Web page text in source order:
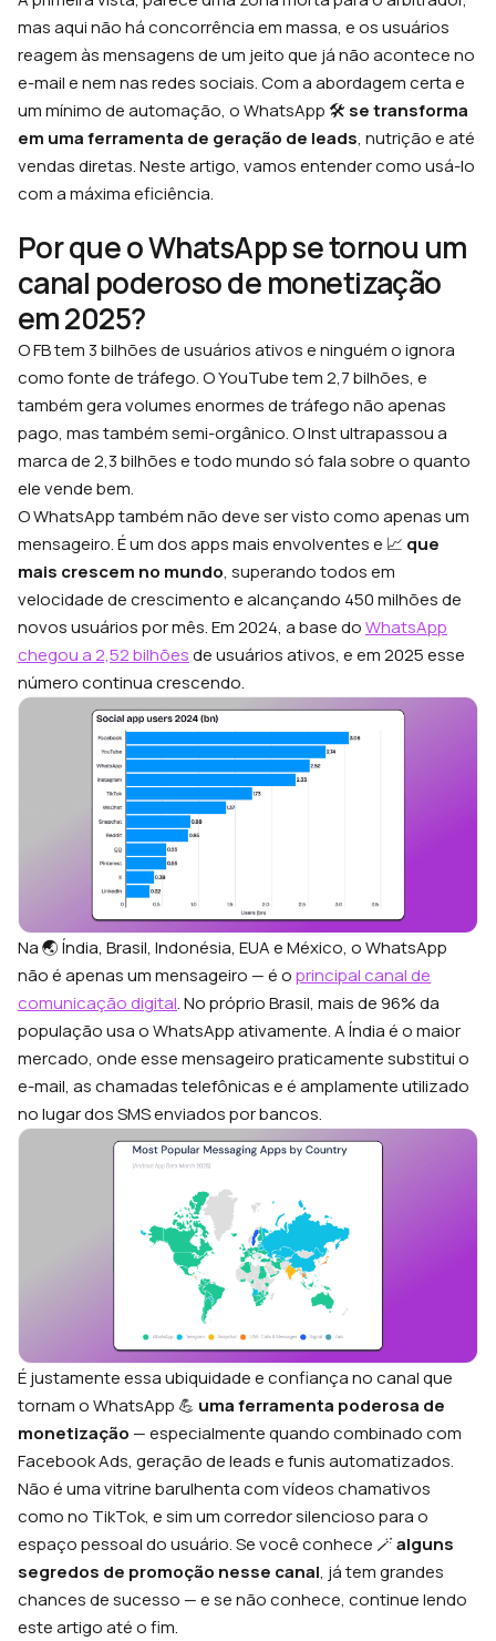
mas aqui não há concorrência em massa, e os usuários
reagem às mensagens de um jeito que já não acontece no
e-mail e nem nas redes sociais. Com a abordagem certa e
um mínimo de automação, o WhatsApp 🛠 se transforma
em uma ferramenta de geração de leads, nutrição e até
vendas diretas. Neste artigo, vamos entender como usá-lo
com a máxima eficiência.
Por que o WhatsApp se tornou um
canal poderoso de monetização
em 2025?
O FB tem 3 bilhões de usuários ativos e ninguém o ignora
como fonte de tráfego. O YouTube tem 2,7 bilhões, e
também gera volumes enormes de tráfego não apenas
pago, mas também semi-orgânico. O Inst ultrapassou a
marca de 2,3 bilhões e todo mundo só fala sobre o quanto
ele vende bem.
O WhatsApp também não deve ser visto como apenas um
mensageiro. É um dos apps mais envolventes e 📈 que
mais crescem no mundo, superando todos em
velocidade de crescimento e alcançando 450 milhões de
novos usuários por mês. Em 2024, a base doWhatsApp
chegou a 2,52 bilhõesde usuários ativos, e em 2025 esse
número continua crescendo.
Na 🌏 Índia, Brasil, Indonésia, EUA e México, o WhatsApp
não é apenas um mensageiro — é oprincipal canal de
comunicação digital. No próprio Brasil, mais de 96% da
população usa o WhatsApp ativamente. A Índia é o maior
mercado, onde esse mensageiro praticamente substitui o
e-mail, as chamadas telefônicas e é amplamente utilizado
no lugar dos SMS enviados por bancos.
É justamente essa ubiquidade e confiança no canal que
tornam o WhatsApp 💪 uma ferramenta poderosa de
monetização — especialmente quando combinado com
Facebook Ads, geração de leads e funis automatizados.
Não é uma vitrine barulhenta com vídeos chamativos
como no TikTok, e sim um corredor silencioso para o
espaço pessoal do usuário. Se você conhece 🪄alguns
segredos de promoção nesse canal, já tem grandes
chances de sucesso — e se não conhece, continue lendo
este artigo até o fim.